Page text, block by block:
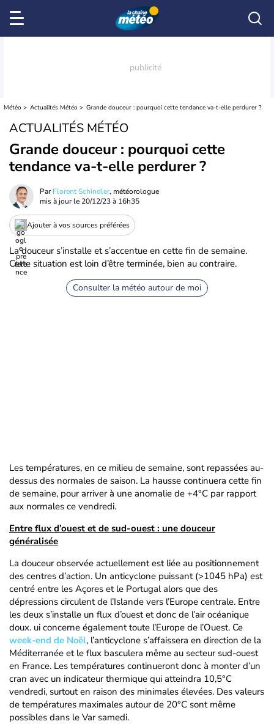
Météo Actualités Météo Grande douceur : pourquoi cette tendance va-t-elle perdurer ?
ACTUALITÉS MÉTÉO
Grande douceur : pourquoi cette
tendance va-t-elle perdurer ?
ParFlorent Schindler, météorologue
mis à jour le 20/12/23 à 16h35
Ajouter à vos sources préférées
La douceur s’installe et s’accentue en cette fin de semaine.
Cette situation est loin d’être terminée, bien au contraire.
Consulter la météo autour de moi
Les températures, en ce milieu de semaine, sont repassées au-
dessus des normales de saison. La hausse continuera cette fin
de semaine, pour arriver à une anomalie de +4°C par rapport
aux normales ce vendredi.
Entre flux d’ouest et de sud-ouest : une douceur
généralisée
La douceur observée actuellement est liée au positionnement
des centres d’action. Un anticyclone puissant (>1045 hPa) est
centré entre les Açores et le Portugal alors que des
dépressions circulent de l’Islande vers l’Europe centrale. Entre
les deux s’installe un flux d’ouest et donc de l’air océanique
doux. ui concerne également toute l’Europe de l’Ouest. Ce
week-end de Noël, l’anticyclone s’affaissera en direction de la
Méditerranée et le flux basculera même au secteur sud-ouest
en France. Les températures continueront donc à monter d’un
cran avec un indicateur thermique qui atteindra 10,5°C
vendredi, surtout en raison des minimales élevées. Des valeurs
de températures maximales autour de 20°C sont même
possibles dans le Var samedi.